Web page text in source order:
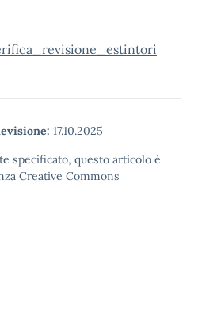
17.10.2025
specificato, questo articolo è
Creative Commons